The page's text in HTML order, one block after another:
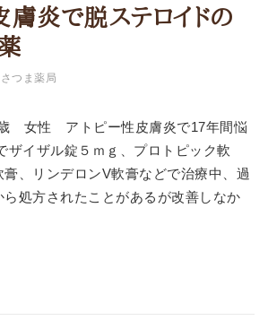
膚炎で脱ステロイドの
さつま薬局
女性 アトピー性皮膚炎で17年間悩
ザイザル錠５ｍｇ、プロトピック軟
、リンデロンV軟膏などで治療中、過
処方されたことがあるが改善しなか